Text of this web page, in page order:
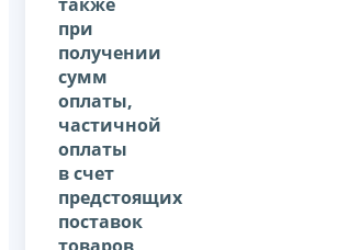
при
получении
сумм
оплаты,
частичной
оплаты
в счет
предстоящих
поставок
товаров